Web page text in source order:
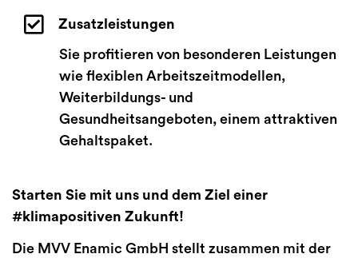
Zusatzleistungen
Sie profitieren von besonderen Leistungen
wie flexiblen Arbeitszeitmodellen,
Weiterbildungs- und
Gesundheitsangeboten, einem attraktiven
Gehaltspaket.
Starten Sie mit uns und dem Ziel einer
#klimapositiven Zukunft!
Die MVV Enamic GmbH stellt zusammen mit der